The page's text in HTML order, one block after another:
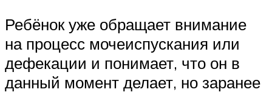
Ребёнок уже обращает внимание
на процесс мочеиспускания или
дефекации и понимает, что он в
данный момент делает, но заранее